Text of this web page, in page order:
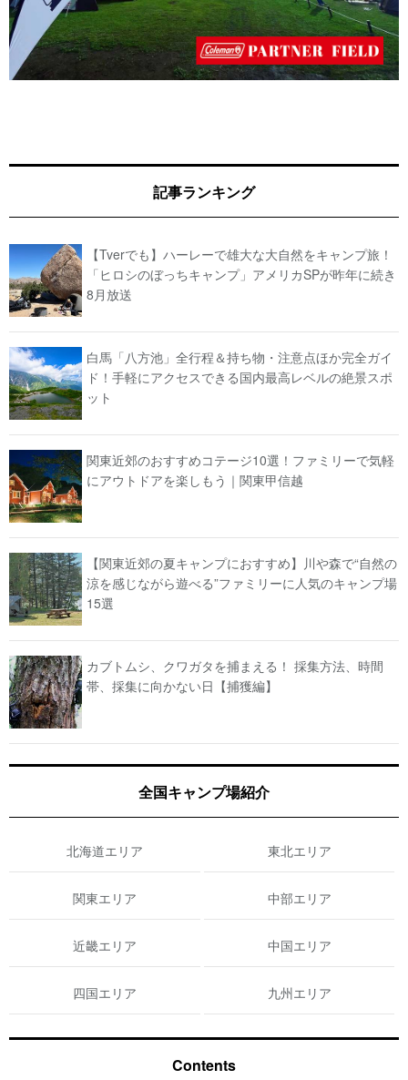
記事ランキング
【Tverでも】ハーレーで雄大な大自然をキャンプ旅！
「ヒロシのぼっちキャンプ」アメリカSPが昨年に続き
8月放送
白馬「八方池」全行程＆持ち物・注意点ほか完全ガイ
ド！手軽にアクセスできる国内最高レベルの絶景スポ
ット
関東近郊のおすすめコテージ10選！ファミリーで気軽
にアウトドアを楽しもう｜関東甲信越
【関東近郊の夏キャンプにおすすめ】川や森で“自然の
涼を感じながら遊べる”ファミリーに人気のキャンプ場
15選
カブトムシ、クワガタを捕まえる！ 採集方法、時間
帯、採集に向かない日【捕獲編】
全国キャンプ場紹介
北海道エリア 東北エリア
関東エリア 中部エリア
近畿エリア 中国エリア
四国エリア 九州エリア
Contents